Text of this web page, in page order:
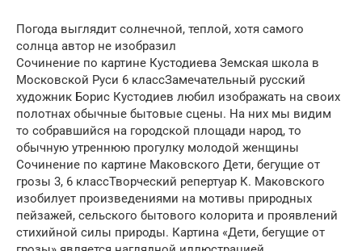
Погода выглядит солнечной, теплой, хотя самого
солнца автор не изобразил
Сочинение по картине Кустодиева Земская школа в
Московской Руси 6 классЗамечательный русский
художник Борис Кустодиев любил изображать на своих
полотнах обычные бытовые сцены. На них мы видим
то собравшийся на городской площади народ, то
обычную утреннюю прогулку молодой женщины
Сочинение по картине Маковского Дети, бегущие от
грозы 3, 6 классТворческий репертуар К. Маковского
изобилует произведениями на мотивы природных
пейзажей, сельского бытового колорита и проявлений
стихийной силы природы. Картина «Дети, бегущие от